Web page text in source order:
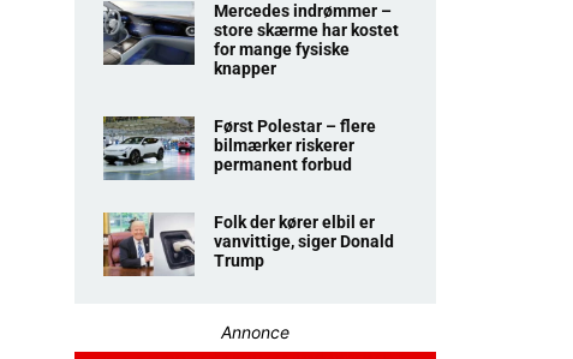
Mercedes indrømmer –
store skærme har kostet
for mange fysiske
knapper
Først Polestar – flere
bilmærker riskerer
permanent forbud
Folk der kører elbil er
vanvittige, siger Donald
Trump
Annonce